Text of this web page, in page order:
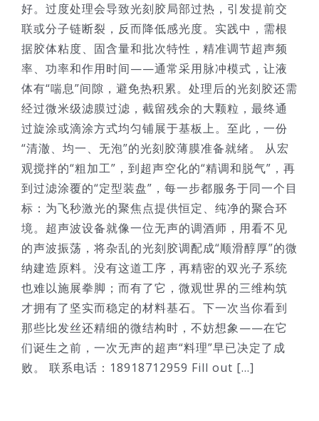
好。过度处理会导致光刻胶局部过热，引发提前交
联或分子链断裂，反而降低感光度。实践中，需根
据胶体粘度、固含量和批次特性，精准调节超声频
率、功率和作用时间——通常采用脉冲模式，让液
体有“喘息”间隙，避免热积累。处理后的光刻胶还需
经过微米级滤膜过滤，截留残余的大颗粒，最终通
过旋涂或滴涂方式均匀铺展于基板上。至此，一份
“清澈、均一、无泡”的光刻胶薄膜准备就绪。 从宏
观搅拌的“粗加工”，到超声空化的“精调和脱气”，再
到过滤涂覆的“定型装盘”，每一步都服务于同一个目
标：为飞秒激光的聚焦点提供恒定、纯净的聚合环
境。超声波设备就像一位无声的调酒师，用看不见
的声波振荡，将杂乱的光刻胶调配成“顺滑醇厚”的微
纳建造原料。没有这道工序，再精密的双光子系统
也难以施展拳脚；而有了它，微观世界的三维构筑
才拥有了坚实而稳定的材料基石。下一次当你看到
那些比发丝还精细的微结构时，不妨想象——在它
们诞生之前，一次无声的超声“料理”早已决定了成
败。 联系电话：18918712959 Fill out [...]